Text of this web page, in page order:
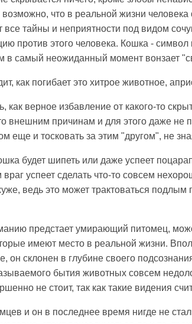
что в реальной жизни
тайны и неприятности под видом
против этого человека. Кошка - символ
в самый неожиданный момент вонзает
как погибает это хитрое животное,
верное избавление от какого-то
внешним причинам и для этого даже не
еще и тосковать за этим "другом", не
будет шипеть или даже успеет
враг успеет сделать что-то совсем
ведь это может трактоваться
предстает умирающий питомец,
имеют место в реальной жизни.
склонен в глубине своего
бытия животных совсем
не стоит, так как такие видения
и он в последнее время нигде не